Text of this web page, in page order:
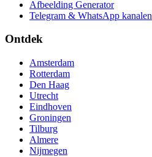
Afbeelding Generator
Telegram & WhatsApp kanalen
Ontdek
Amsterdam
Rotterdam
Den Haag
Utrecht
Eindhoven
Groningen
Tilburg
Almere
Nijmegen